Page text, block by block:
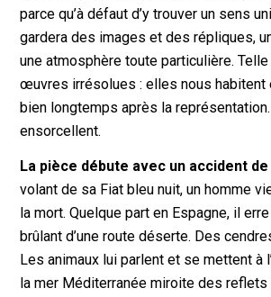
parce qu’à défaut d’y trouver un sens
gardera des images et des répliques,
une atmosphère toute particulière.
œuvres irrésolues : elles nous habitent
bien longtemps après la
ensorcellent.
La pièce débute avec un accident
volant de sa Fiat bleu nuit, un homme
la mort. Quelque part en Espagne, il
brûlant d’une route déserte. Des
Les animaux lui parlent et se mettent à
la mer Méditerranée miroite des reflets